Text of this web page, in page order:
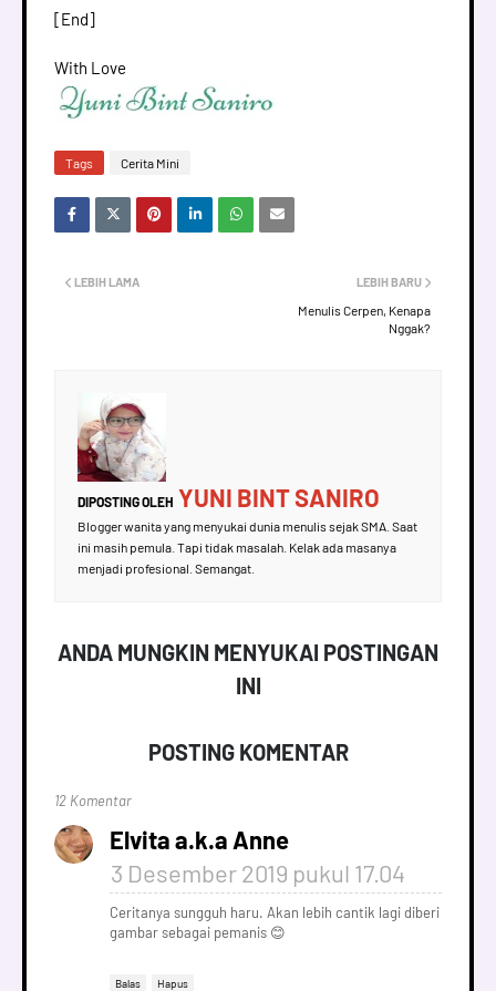
[End]
With Love
Tags Cerita Mini
LEBIH BARU
Menulis Cerpen, Kenapa
Nggak?
LEBIH LAMA
DIPOSTING OLEH YUNI BINT SANIRO
Blogger wanita yang menyukai dunia menulis sejak SMA. Saat
ini masih pemula. Tapi tidak masalah. Kelak ada masanya
menjadi profesional. Semangat.
ANDA MUNGKIN MENYUKAI POSTINGAN
INI
POSTING KOMENTAR
12 Komentar
Elvita a.k.a Anne
3 Desember 2019 pukul 17.04
Ceritanya sungguh haru. Akan lebih cantik lagi diberi
gambar sebagai pemanis 😊
Balas Hapus